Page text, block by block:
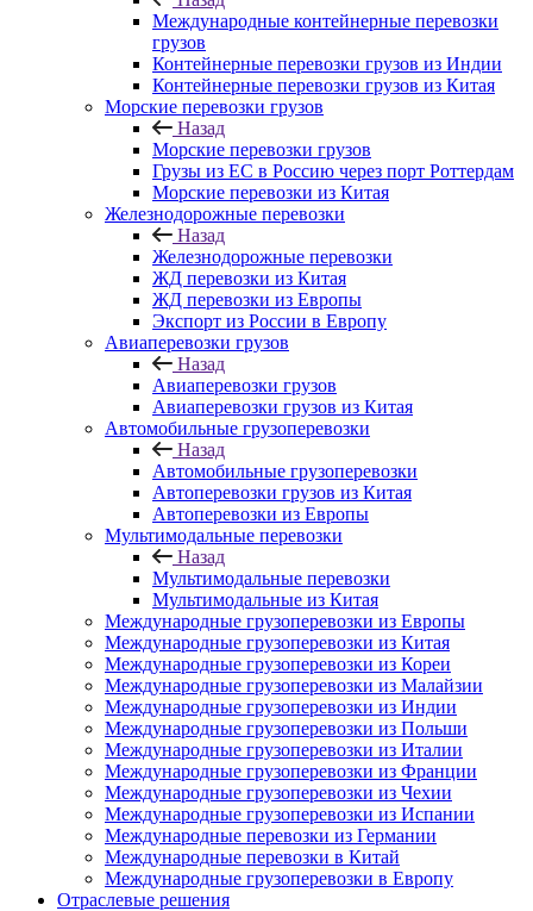
Международные контейнерные перевозки
грузов
Контейнерные перевозки грузов из Индии
Контейнерные перевозки грузов из Китая
Морские перевозки грузов
Назад
Морские перевозки грузов
Грузы из ЕС в Россию через порт Роттердам
Морские перевозки из Китая
Железнодорожные перевозки
Назад
Железнодорожные перевозки
ЖД перевозки из Китая
ЖД перевозки из Европы
Экспорт из России в Европу
Авиаперевозки грузов
Назад
Авиаперевозки грузов
Авиаперевозки грузов из Китая
Автомобильные грузоперевозки
Назад
Автомобильные грузоперевозки
Автоперевозки грузов из Китая
Автоперевозки из Европы
Мультимодальные перевозки
Назад
Мультимодальные перевозки
Мультимодальные из Китая
Международные грузоперевозки из Европы
Международные грузоперевозки из Китая
Международные грузоперевозки из Кореи
Международные грузоперевозки из Малайзии
Международные грузоперевозки из Индии
Международные грузоперевозки из Польши
Международные грузоперевозки из Италии
Международные грузоперевозки из Франции
Международные грузоперевозки из Чехии
Международные грузоперевозки из Испании
Международные перевозки из Германии
Международные перевозки в Китай
Международные грузоперевозки в Европу
Отраслевые решения